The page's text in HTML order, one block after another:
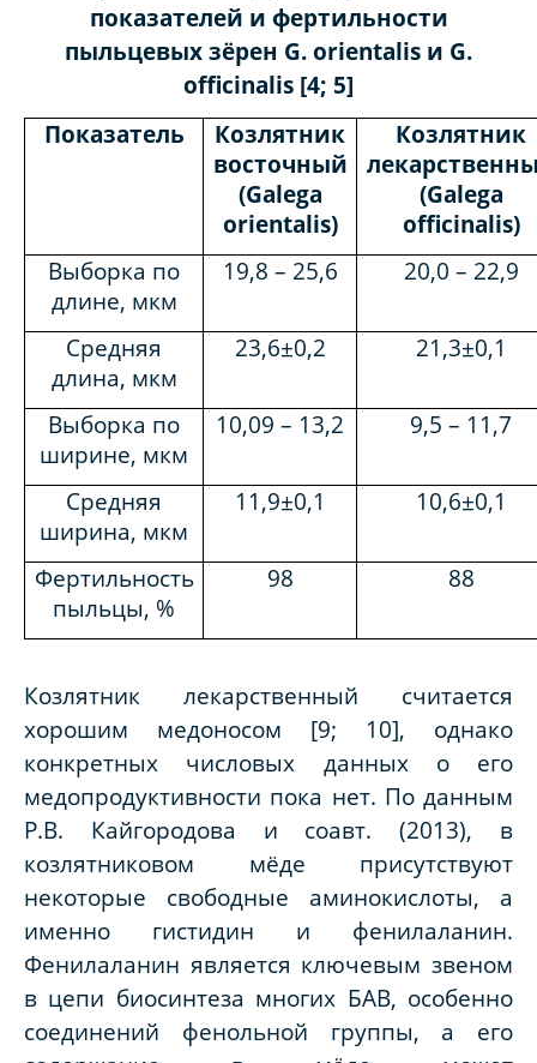
показателей и фертильности
пыльцевых зёрен G. orientalis и G.
officinalis [4; 5]
Показатель
Козлятник
восточный
(Galega
orientalis)
Козлятник
(Galega
officinalis)
Выборка по
длине, мкм
19,8 – 25,6 20,0 – 22,9
Средняя
длина, мкм
23,6±0,2 21,3±0,1
Выборка по
ширине, мкм
10,09 – 13,2 9,5 – 11,7
Средняя
ширина, мкм
11,9±0,1 10,6±0,1
Фертильность
пыльцы, %
98 88
Козлятник лекарственный считается
хорошим медоносом [9; 10], однако
конкретных числовых данных о его
медопродуктивности пока нет. По данным
Р.В. Кайгородова и соавт. (2013), в
козлятниковом мёде присутствуют
некоторые свободные аминокислоты, а
именно гистидин и фенилаланин.
Фенилаланин является ключевым звеном
в цепи биосинтеза многих БАВ, особенно
соединений фенольной группы, а его